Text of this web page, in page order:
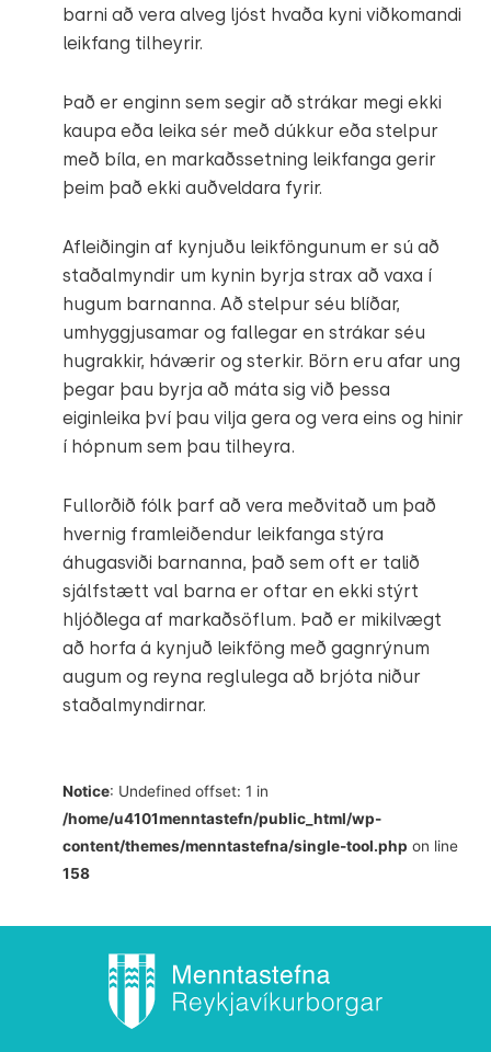
barni að vera alveg ljóst hvaða kyni viðkomandi
leikfang tilheyrir.
Það er enginn sem segir að strákar megi ekki
kaupa eða leika sér með dúkkur eða stelpur
með bíla, en markaðssetning leikfanga gerir
þeim það ekki auðveldara fyrir.
Afleiðingin af kynjuðu leikföngunum er sú að
staðalmyndir um kynin byrja strax að vaxa í
hugum barnanna. Að stelpur séu blíðar,
umhyggjusamar og fallegar en strákar séu
hugrakkir, háværir og sterkir. Börn eru afar ung
þegar þau byrja að máta sig við þessa
eiginleika því þau vilja gera og vera eins og hinir
í hópnum sem þau tilheyra.
Fullorðið fólk þarf að vera meðvitað um það
hvernig framleiðendur leikfanga stýra
áhugasviði barnanna, það sem oft er talið
sjálfstætt val barna er oftar en ekki stýrt
hljóðlega af markaðsöflum. Það er mikilvægt
að horfa á kynjuð leikföng með gagnrýnum
augum og reyna reglulega að brjóta niður
staðalmyndirnar.
Notice: Undefined offset: 1 in
/home/u4101menntastefn/public_html/wp-
content/themes/menntastefna/single-tool.php on line
158